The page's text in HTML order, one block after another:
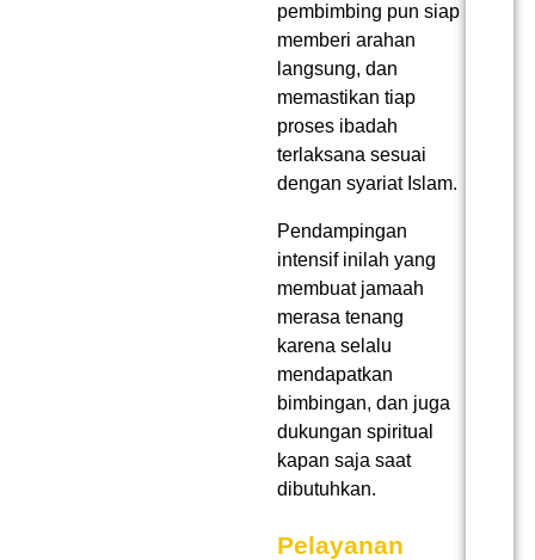
pembimbing pun siap
memberi arahan
langsung, dan
memastikan tiap
proses ibadah
terlaksana sesuai
dengan syariat Islam.
Pendampingan
intensif inilah yang
membuat jamaah
merasa tenang
karena selalu
mendapatkan
bimbingan, dan juga
dukungan spiritual
kapan saja saat
dibutuhkan.
Pelayanan